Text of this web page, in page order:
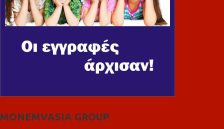
MONEMVASIA GROUP